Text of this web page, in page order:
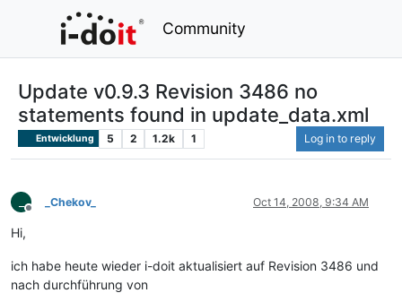
Community
Update v0.9.3 Revision 3486 no
statements found in update_data.xml
Entwicklung 5 2 1.2k 1 Log in to reply
Offline
_Chekov_ Oct 14, 2008, 9:34 AM
Hi,
ich habe heute wieder i-doit aktualisiert auf Revision 3486 und
nach durchführung von